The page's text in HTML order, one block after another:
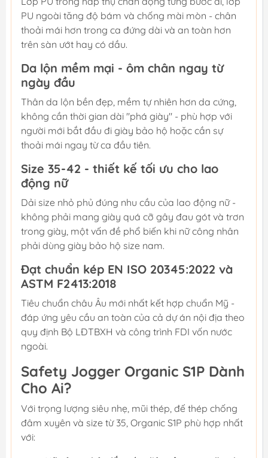
PU ngoài tăng độ bám và chống mài mòn - chân
thoải mái hơn trong ca đứng dài và an toàn hơn
trên sàn ướt hay có dầu.
Da lộn mềm mại - ôm chân ngay từ
ngày đầu
Thân da lộn bền đẹp, mềm tự nhiên hơn da cứng,
không cần thời gian dài "phá giày" - phù hợp với
người mới bắt đầu đi giày bảo hộ hoặc cần sự
thoải mái ngay từ ca đầu tiên.
Size 35-42 - thiết kế tối ưu cho lao
động nữ
Dải size nhỏ phủ đúng nhu cầu của lao động nữ -
không phải mang giày quá cỡ gây đau gót và trơn
trong giày, một vấn đề phổ biến khi nữ công nhân
phải dùng giày bảo hộ size nam.
Đạt chuẩn kép EN ISO 20345:2022 và
ASTM F2413:2018
Tiêu chuẩn châu Âu mới nhất kết hợp chuẩn Mỹ -
đáp ứng yêu cầu an toàn của cả dự án nội địa theo
quy định Bộ LĐTBXH và công trình FDI vốn nước
ngoài.
Safety Jogger Organic S1P Dành
Cho Ai?
Với trọng lượng siêu nhẹ, mũi thép, đế thép chống
đâm xuyên và size từ 35, Organic S1P phù hợp nhất
với: